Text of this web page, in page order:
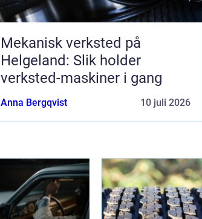
Mekanisk verksted på
Helgeland: Slik holder
verksted-maskiner i gang
Anna Bergqvist 10 juli 2026